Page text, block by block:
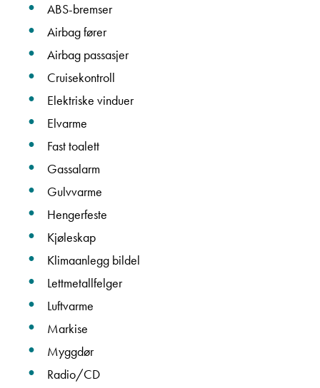
Ta kontakt
Lurer du på noe? Spør!
Hva gjelder det?
E-post
Navn
ABS-bremser
Airbag fører
Airbag passasjer
Cruisekontroll
Elektriske vinduer
Elvarme
Fast toalett
Gassalarm
Gulvvarme
Hengerfeste
Kjøleskap
Klimaanlegg bildel
Lettmetallfelger
Luftvarme
Markise
Myggdør
Radio/CD